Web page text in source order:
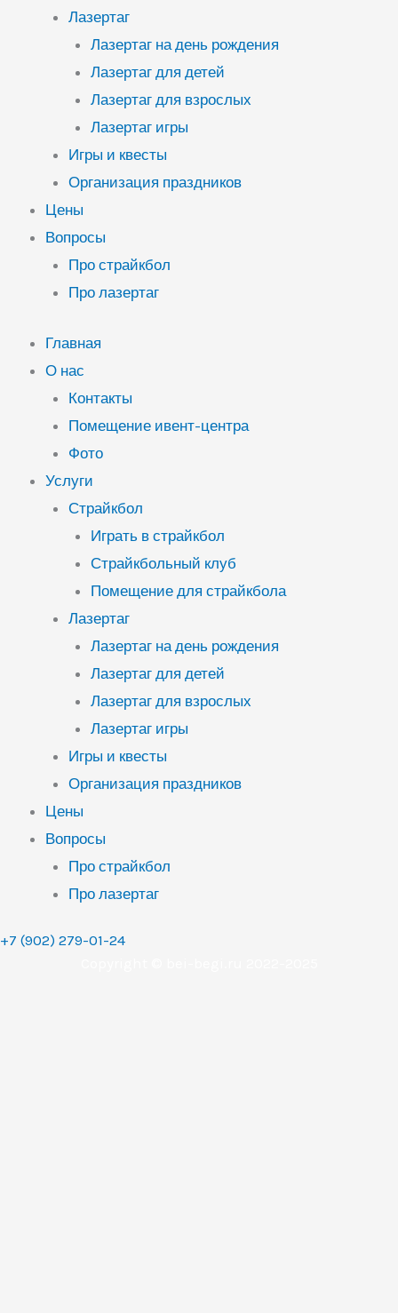
Лазертаг
Лазертаг на день рождения
Лазертаг для детей
Лазертаг для взрослых
Лазертаг игры
Игры и квесты
Организация праздников
Цены
Вопросы
Про страйкбол
Про лазертаг
Главная
О нас
Контакты
Помещение ивент-центра
Фото
Услуги
Страйкбол
Играть в страйкбол
Страйкбольный клуб
Помещение для страйкбола
Лазертаг
Лазертаг на день рождения
Лазертаг для детей
Лазертаг для взрослых
Лазертаг игры
Игры и квесты
Организация праздников
Цены
Вопросы
Про страйкбол
Про лазертаг
+7 (902) 279-01-24